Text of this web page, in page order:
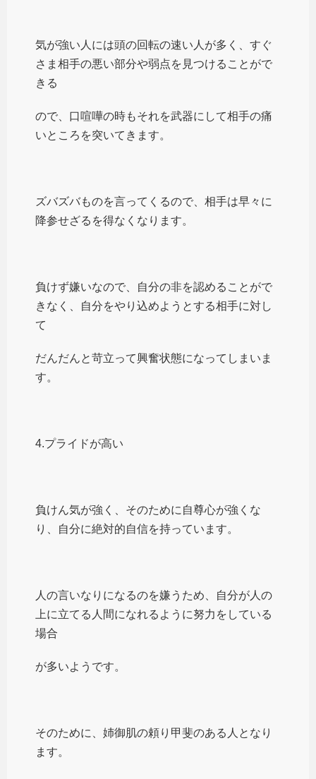
気が強い人には頭の回転の速い人が多く、すぐ
さま相手の悪い部分や弱点を見つけることがで
きる
ので、口喧嘩の時もそれを武器にして相手の痛
いところを突いてきます。
ズバズバものを言ってくるので、相手は早々に
降参せざるを得なくなります。
負けず嫌いなので、自分の非を認めることがで
きなく、自分をやり込めようとする相手に対し
て
だんだんと苛立って興奮状態になってしまいま
す。
4.プライドが高い
負けん気が強く、そのために自尊心が強くな
り、自分に絶対的自信を持っています。
人の言いなりになるのを嫌うため、自分が人の
上に立てる人間になれるように努力をしている
場合
が多いようです。
そのために、姉御肌の頼り甲斐のある人となり
ます。